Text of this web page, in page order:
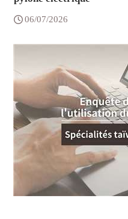
06/07/2026